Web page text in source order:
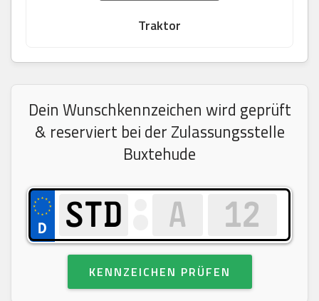
Traktor
Dein Wunschkennzeichen wird geprüft
& reserviert bei der Zulassungsstelle
Buxtehude
KENNZEICHEN PRÜFEN